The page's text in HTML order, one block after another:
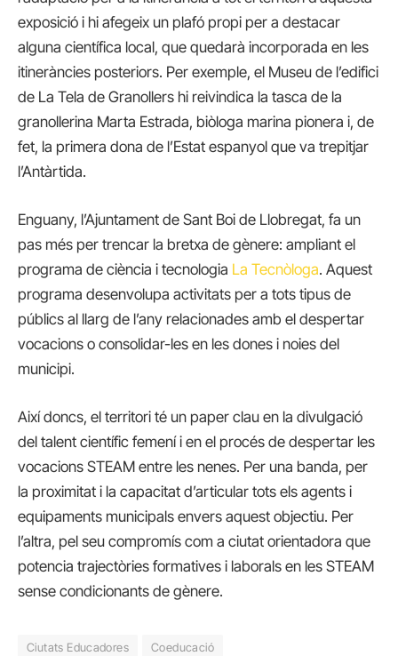
exposició i hi afegeix un plafó propi per a destacar
alguna científica local, que quedarà incorporada en les
itineràncies posteriors. Per exemple, el Museu de l’edifici
de La Tela de Granollers hi reivindica la tasca de la
granollerina Marta Estrada, biòloga marina pionera i, de
fet, la primera dona de l’Estat espanyol que va trepitjar
l’Antàrtida.
Enguany, l’Ajuntament de Sant Boi de Llobregat, fa un
pas més per trencar la bretxa de gènere: ampliant el
programa de ciència i tecnologia La Tecnòloga. Aquest
programa desenvolupa activitats per a tots tipus de
públics al llarg de l’any relacionades amb el despertar
vocacions o consolidar-les en les dones i noies del
municipi.
Així doncs, el territori té un paper clau en la divulgació
del talent científic femení i en el procés de despertar les
vocacions STEAM entre les nenes. Per una banda, per
la proximitat i la capacitat d’articular tots els agents i
equipaments municipals envers aquest objectiu. Per
l’altra, pel seu compromís com a ciutat orientadora que
potencia trajectòries formatives i laborals en les STEAM
sense condicionants de gènere.
Ciutats Educadores Coeducació